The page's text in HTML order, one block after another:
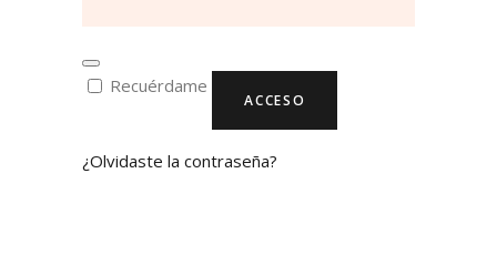
Recuérdame
ACCESO
¿Olvidaste la contraseña?